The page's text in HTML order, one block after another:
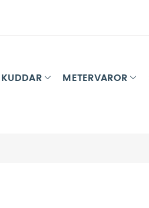
KUDDAR METERVAROR